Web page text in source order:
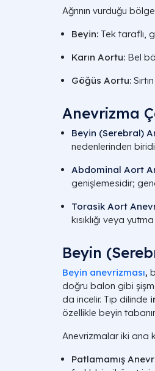
Ağrının vurduğu
Beyin: Tek taraflı,
Karın Aortu: Bel
Göğüs Aortu:
Anevrizma
Beyin (Serebral)
nedenlerinden
Abdominal Aort
genişlemesidir;
Torasik Aort
kısıklığı veya
Beyin
Beyin anevrizması,
doğru balon gibi
da incelir. Tıp dilinde
özellikle beyin
Anevrizmalar iki ana
Patlamamış